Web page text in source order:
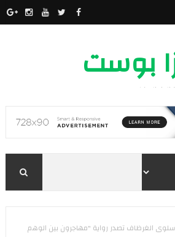
بوست
البيضاء
سلوى الغرظاف تصدر رواية "مهاجرون بين الوهم